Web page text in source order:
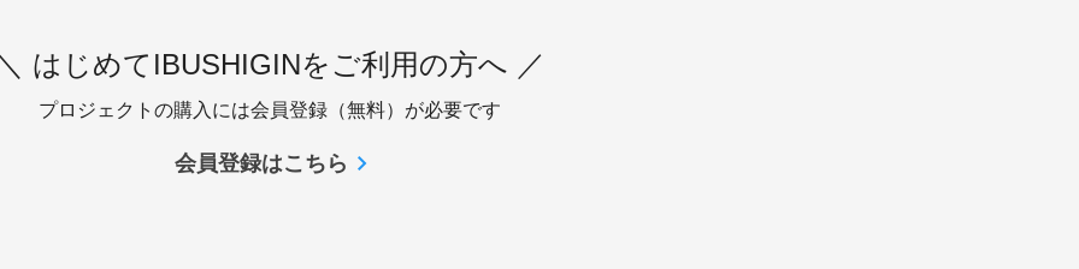
はじめてIBUSHIGINをご利用の方へ ／
プロジェクトの購入には会員登録（無料）が必要です
会員登録はこちら